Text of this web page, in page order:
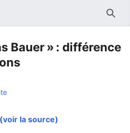
Bauer » : différence
(voir la source)